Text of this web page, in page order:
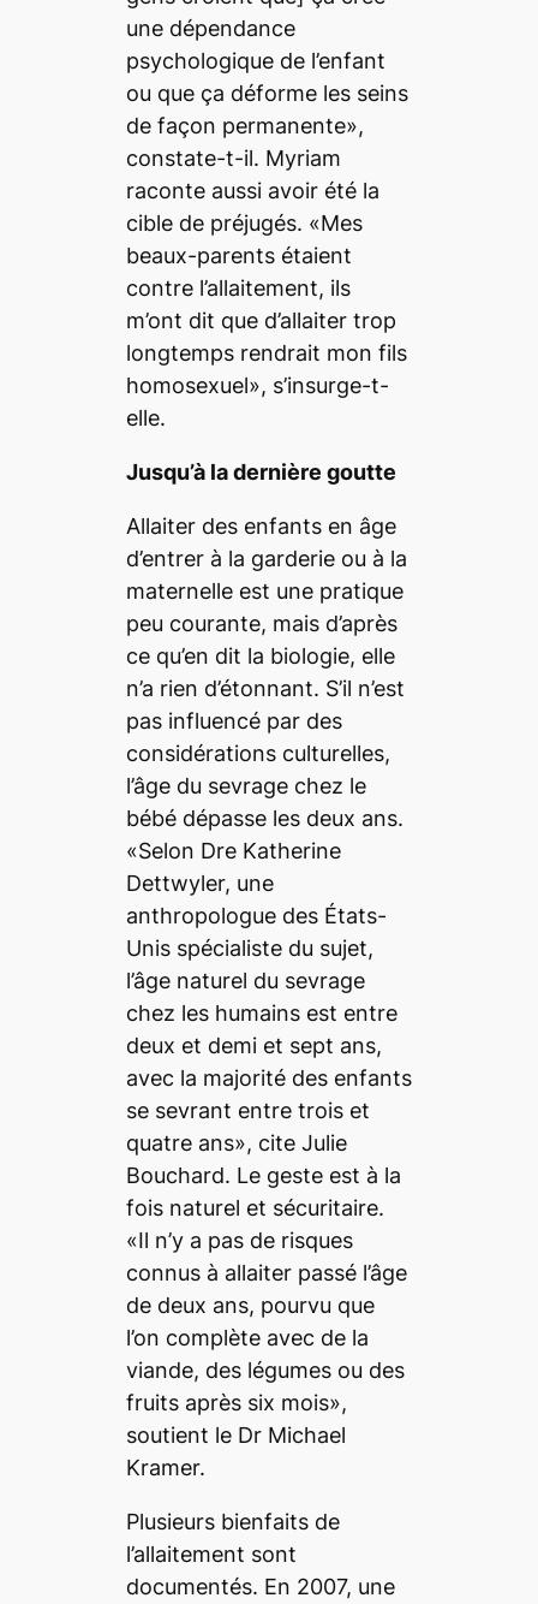
une dépendance
psychologique de l’enfant
ou que ça déforme les seins
de façon permanente»,
constate-t-il. Myriam
raconte aussi avoir été la
cible de préjugés. «Mes
beaux-parents étaient
contre l’allaitement, ils
m’ont dit que d’allaiter trop
longtemps rendrait mon fils
homosexuel», s’insurge-t-
elle.
Jusqu’à la dernière goutte
Allaiter des enfants en âge
d’entrer à la garderie ou à la
maternelle est une pratique
peu courante, mais d’après
ce qu’en dit la biologie, elle
n’a rien d’étonnant. S’il n’est
pas influencé par des
considérations culturelles,
l’âge du sevrage chez le
bébé dépasse les deux ans.
«Selon Dre Katherine
Dettwyler, une
anthropologue des États-
Unis spécialiste du sujet,
l’âge naturel du sevrage
chez les humains est entre
deux et demi et sept ans,
avec la majorité des enfants
se sevrant entre trois et
quatre ans», cite Julie
Bouchard. Le geste est à la
fois naturel et sécuritaire.
«Il n’y a pas de risques
connus à allaiter passé l’âge
de deux ans, pourvu que
l’on complète avec de la
viande, des légumes ou des
fruits après six mois»,
soutient le Dr Michael
Kramer.
Plusieurs bienfaits de
l’allaitement sont
documentés. En 2007, une